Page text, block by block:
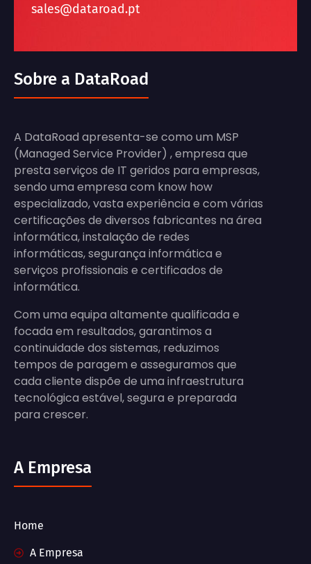
sales@dataroad.pt
Sobre a DataRoad
A DataRoad apresenta-se como um MSP
(Managed Service Provider) , empresa que
presta serviços de IT geridos para empresas,
sendo uma empresa com know how
especializado, vasta experiência e com várias
certificações de diversos fabricantes na área
informática, instalação de redes
informáticas, segurança informática e
serviços profissionais e certificados de
informática.
Com uma equipa altamente qualificada e
focada em resultados, garantimos a
continuidade dos sistemas, reduzimos
tempos de paragem e asseguramos que
cada cliente dispõe de uma infraestrutura
tecnológica estável, segura e preparada
para crescer.
A Empresa
Home
A Empresa